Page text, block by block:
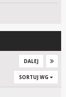
DALEJ
SORTUJ WG